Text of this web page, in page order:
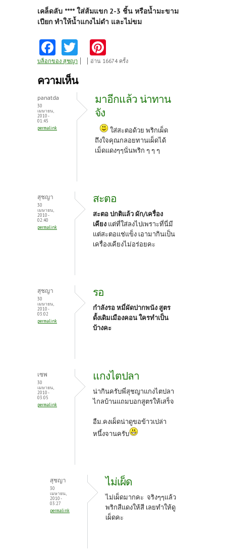
เคล็ดลับ **** ใส่ส้มแขก 2-3 ชิ้น หรือน้ำมะขาม
เปียก ทำให้น้ำแกงไม่ดำ และไม่ขม
Fa
ce
b
o
k
w
itt
nt
es
t
บล็อกของ สุชญา อ่าน 16674 ครั้ง
ความเห็น
panatda
30
เมษายน,
2010 -
01:45
permalink
มาอีกแล้ว น่าทาน
จัง
ใส่สะตอด้วย พริกเผ็ด
ถึงใจคุณกลอยทานเผ็ดได้
เม็ดแดงๆๆนั่นพริก ๆ ๆ ๆ
สุชญา
30
เมษายน,
2010 -
02:40
permalink
สะตอ
สะตอ ปกติแล้ว ผัก/เครื่อง
เคียง แต่ที่ใส่ลงไปเพราะที่นี่มี
แต่สะตอแช่แข็ง เอามากินเป็น
เครื่องเคียงไม่อร่อยคะ
สุชญา
30
เมษายน,
2010 -
03:02
permalink
รอ
กำลังรอ หมี่ผัดปากพนัง สูตร
ดั้งเดิมเมืองคอน ใครทำเป็น
บ้างคะ
เซพ
30
เมษายน,
2010 -
03:05
permalink
แกงไตปลา
น่ากินครับพี่สุชญาแกงไตปลา
ไกลบ้านแถมบอกสูตรให้เสร็จ
อืม.คงเผ็ดน่าดูขอข้าวเปล่า
หนึ้งจานครับ
สุชญา
30
เมษายน,
2010 -
03:27
permalink
ไม่เผ็ด
ไม่เผ็ดมากคะ จริงๆๆแล้ว
พริกสีแดงให้สี เลยทำให้ดู
เผ็ดคะ